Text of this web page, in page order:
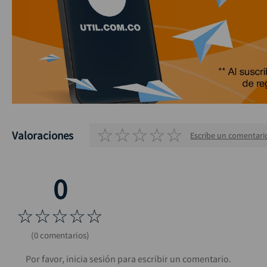
Valoraciones ☆☆☆☆☆ Escribe un
☆☆☆☆☆
(0 comentarios)